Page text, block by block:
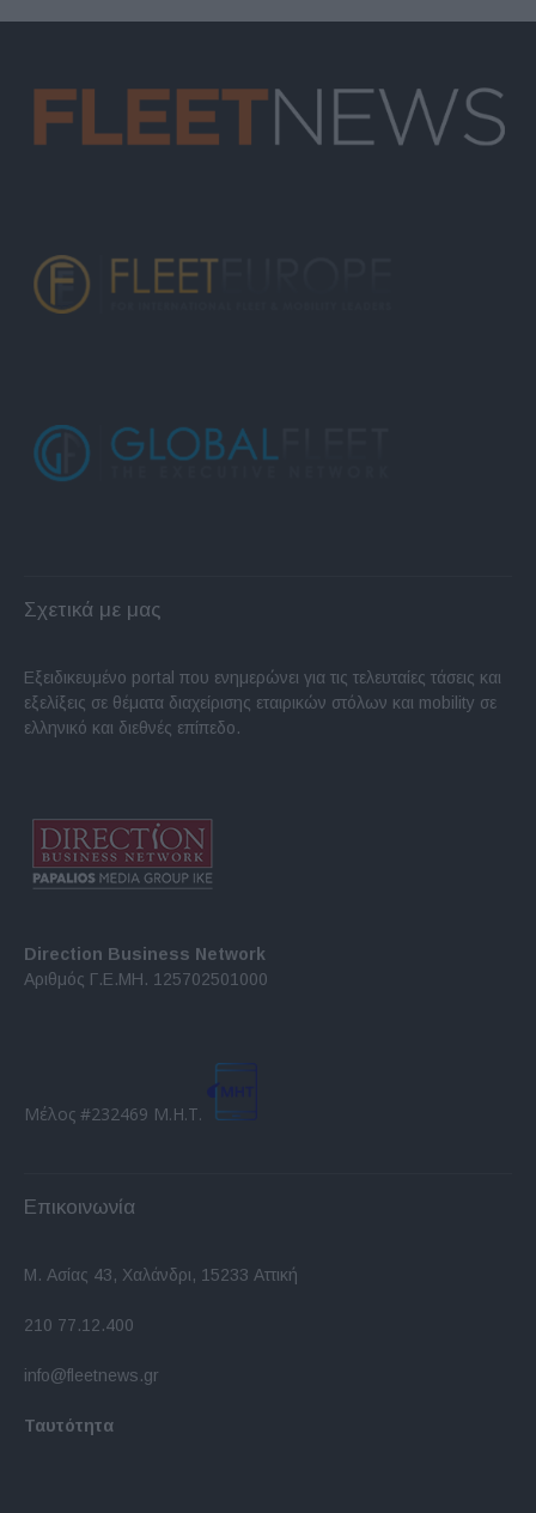
Σχετικά με μας
Εξειδικευμένο portal που ενημερώνει για τις τελευταίες τάσεις και
εξελίξεις σε θέματα διαχείρισης εταιρικών στόλων και mobility σε
ελληνικό και διεθνές επίπεδο.
Direction Business Network
Αριθμός Γ.Ε.ΜΗ. 125702501000
Μέλος #232469 Μ.Η.Τ.
Επικοινωνία
Μ. Ασίας 43, Χαλάνδρι, 15233 Αττική
210 77.12.400
info@fleetnews.gr
Ταυτότητα